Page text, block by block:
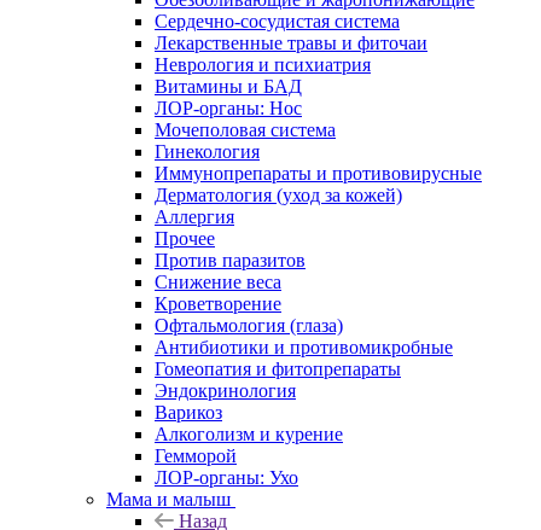
Сердечно-сосудистая система
Лекарственные травы и фиточаи
Неврология и психиатрия
Витамины и БАД
ЛОР-органы: Нос
Мочеполовая система
Гинекология
Иммунопрепараты и противовирусные
Дерматология (уход за кожей)
Аллергия
Прочее
Против паразитов
Снижение веса
Кроветворение
Офтальмология (глаза)
Антибиотики и противомикробные
Гомеопатия и фитопрепараты
Эндокринология
Варикоз
Алкоголизм и курение
Гемморой
ЛОР-органы: Ухо
Мама и малыш
Назад